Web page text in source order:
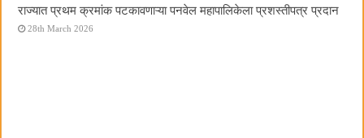
राज्यात प्रथम क्रमांक पटकावणाऱ्या पनवेल महापालिकेला प्रशस्तीपत्र प्रदान
28th March 2026